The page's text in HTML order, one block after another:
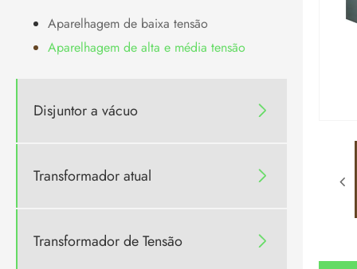
Aparelhagem de baixa tensão
Aparelhagem de alta e média tensão
Disjuntor a vácuo 
Transformador atual 
Transformador de Tensão 